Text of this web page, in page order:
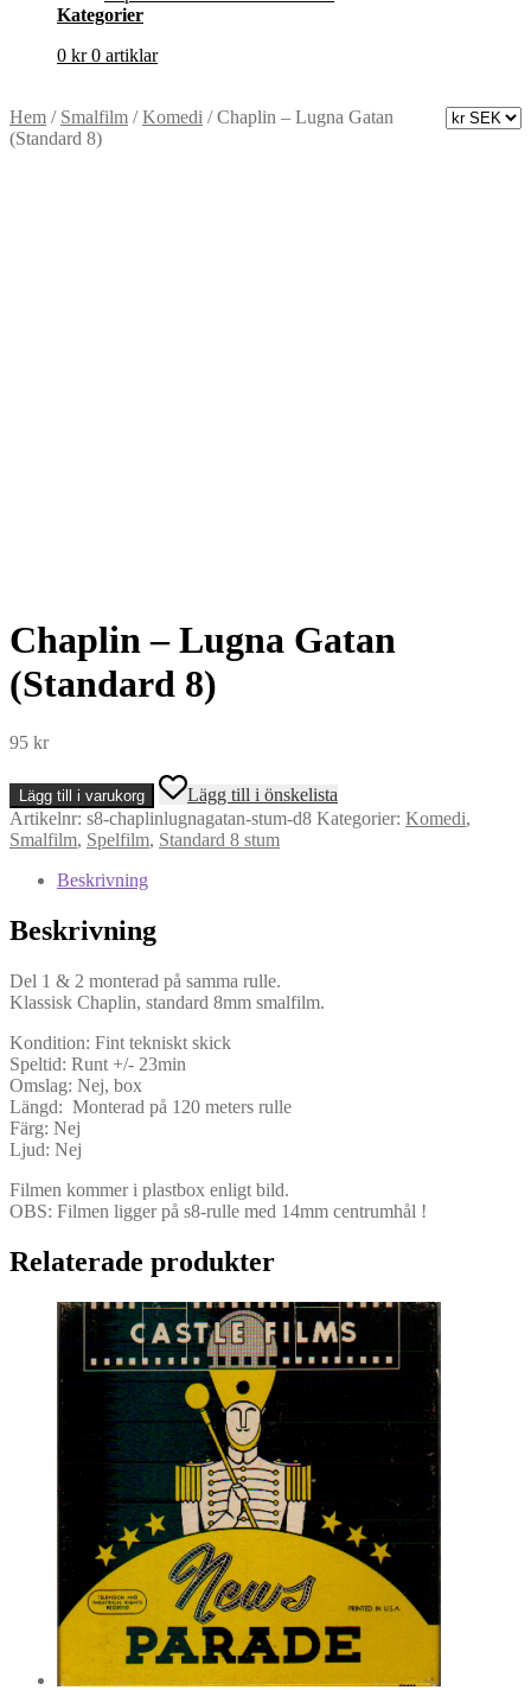
Kategorier
0 kr 0 artiklar
Hem / Smalfilm /Komedi /Chaplin – Lugna Gatan
(Standard 8)
Chaplin – Lugna Gatan
(Standard 8)
95 kr
Chaplin
-
Lugna
Gatan
Lägg till i varukorg
Lägg till i önskelista
Artikelnr: s8-chaplinlugnagatan-stum-d8 Kategorier: Komedi,
Smalfilm, Spelfilm, Standard 8 stum
Beskrivning
Beskrivning
Del 1 & 2 monterad på samma rulle.
Klassisk Chaplin, standard 8mm smalfilm.
Kondition: Fint tekniskt skick
Speltid: Runt +/- 23min
Omslag: Nej, box
Längd: Monterad på 120 meters rulle
Färg: Nej
Ljud: Nej
Filmen kommer i plastbox enligt bild.
OBS: Filmen ligger på s8-rulle med 14mm centrumhål !
Relaterade produkter